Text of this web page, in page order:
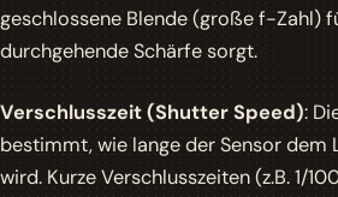
geschlossene Blende (große f-Zahl)
durchgehende Schärfe sorgt.
Verschlusszeit (Shutter Speed):
bestimmt, wie lange der Sensor dem
wird. Kurze Verschlusszeiten (z.B. 1/